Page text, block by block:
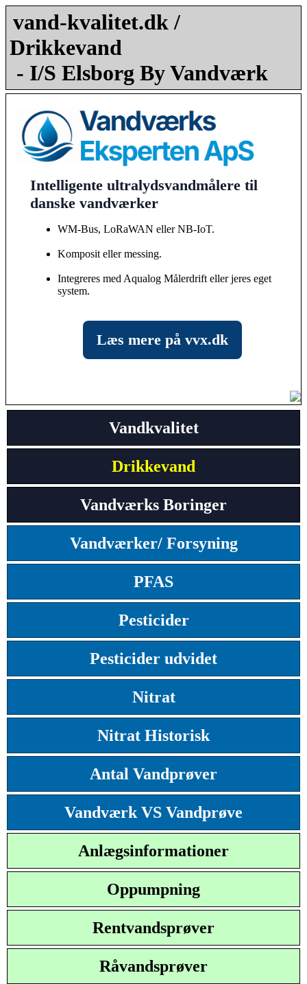
vand-kvalitet.dk /
Drikkevand
- I/S Elsborg By Vandværk
Intelligente ultralydsvandmålere til
danske vandværker
WM-Bus, LoRaWAN eller NB-IoT.
Komposit eller messing.
Integreres med Aqualog Målerdrift eller jeres eget
system.
Læs mere på vvx.dk
Vandkvalitet
Drikkevand
Vandværks Boringer
Vandværker/ Forsyning
PFAS
Pesticider
Pesticider udvidet
Nitrat
Nitrat Historisk
Antal Vandprøver
Vandværk VS Vandprøve
Anlægsinformationer
Oppumpning
Rentvandsprøver
Råvandsprøver